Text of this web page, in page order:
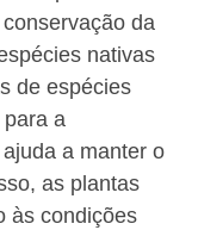
da
nativas
de espécies
a
a manter o
as plantas
às condições